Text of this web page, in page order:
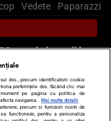
Vedete Paparazzi
sau trimite mail la
Politică
de vise LIFE STYLE
dvs., precum identificatorii cookie
preferințele dvs. făcând clic mai
pe pagina cu politica de
navigarea.
Mai multe detalii
precum si furnizorii nostri de
functioneze, pentru a personaliza